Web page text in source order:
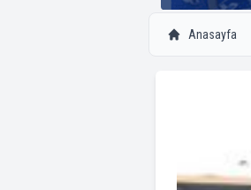
Anasayfa